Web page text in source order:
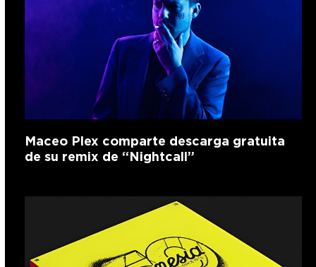
Maceo Plex comparte descarga gratuita
de su remix de “Nightcall”